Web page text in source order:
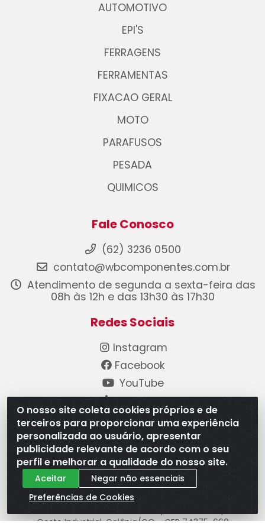
O nosso site coleta cookies próprios e de
terceiros para proporcionar uma experiência
personalizada ao usuário, apresentar
publicidade relevante de acordo com o seu
perfil e melhorar a qualidade do nosso site.
Aceitar
Negar não essenciais
Preferências de Cookies
AUTOMOTIVO
EPI'S
FERRAGENS
FERRAMENTAS
FIXACAO GERAL
MOTO
PARAFUSOS
PESADA
QUIMICOS
Fale Conosco
(62) 3236 0500
contato@wbcomponentes.com.br
Atendimento de segunda a sexta-feira das
08h às 12h e das 13h30 às 17h30
Redes Sociais
Instagram
Facebook
YouTube
Linkedin
Formas de Pagamento
WB Componentes Automotivos LTDA - CNPJ
Oeste Industrial, Goiânia/GO - CEP 74375-660